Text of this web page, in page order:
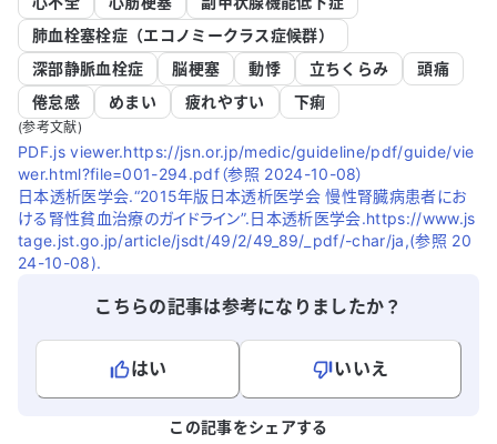
肺血栓塞栓症（エコノミークラス症候群）
深部静脈血栓症
脳梗塞 動悸 立ちくらみ
頭痛
倦怠感
めまい 疲れやすい 下痢
(参考文献)
PDF.js viewer.https://jsn.or.jp/medic/guideline/pdf/guide/vie
wer.html?file=001-294.pdf（参照 2024-10-08）
日本透析医学会.“2015年版日本透析医学会 慢性腎臓病患者にお
ける腎性貧血治療のガイドライン”.日本透析医学会.https://www.js
tage.jst.go.jp/article/jsdt/49/2/49_89/_pdf/-char/ja,(参照 20
24-10-08).
こちらの記事は参考になりましたか？
はい
いいえ
この記事をシェアする